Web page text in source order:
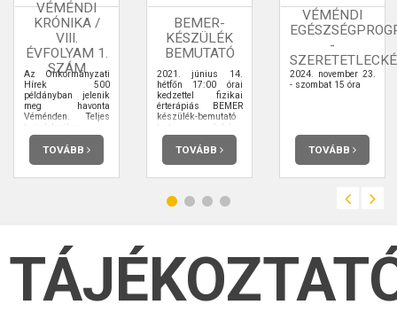
VÉMÉNDI
KRÓNIKA /
VIII.
ÉVFOLYAM 1.
SZÁM
Az Önkormányzati
Hírek 500
példányban jelenik
meg havonta
Véménden. Teljes
terjedelmében
elolvashatja.
TOVÁBB
BEMER-
KÉSZÜLÉK
BEMUTATÓ
2021. június 14.
hétfőn 17:00 órai
kedzettel fizikai
érterápiás BEMER
készülék-bemutató
tart Juhász
Zsuzsanna Emőke
szaktanácsadó.
TOVÁBB
VÉMÉNDI
-
2024. november 23.
- szombat 15 óra
TOVÁBB